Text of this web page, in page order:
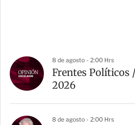
8 de agosto - 2:00 Hrs
Frentes Políticos
2026
8 de agosto - 2:00 Hrs